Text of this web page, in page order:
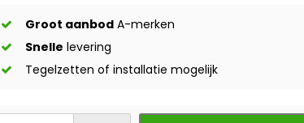
Groot aanbod A-merken
Snelle levering
Tegelzetten of installatie mogelijk